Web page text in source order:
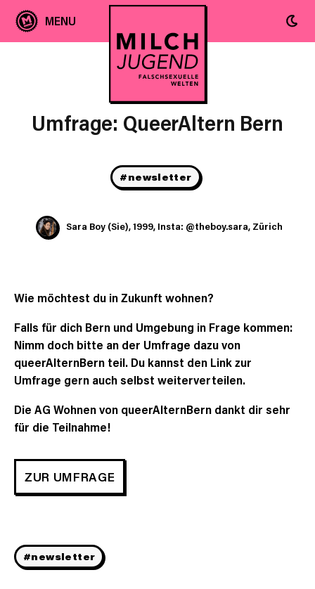
NEWS
Umfrage: QueerAltern Bern
#newsletter
Sara Boy (Sie), 1999, Insta: @theboy.sara, Zürich
Wie möchtest du in Zukunft wohnen?
Falls für dich Bern und Umgebung in Frage kommen:
Nimm doch bitte an der Umfrage dazu von
queerAlternBern teil. Du kannst den Link zur
Umfrage gern auch selbst weiterverteilen.
Die AG Wohnen von queerAlternBern dankt dir sehr
für die Teilnahme!
ZUR UMFRAGE
#newsletter